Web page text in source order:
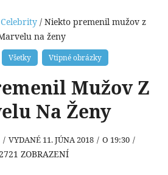
Celebrity/ Niekto premenil mužov z
na ženy
Všetky Vtipné obrázky
Mužov Z
Na Ženy
/ VYDANÉ 11. JÚNA 2018 / O 19:30 /
ZOBRAZENÍ